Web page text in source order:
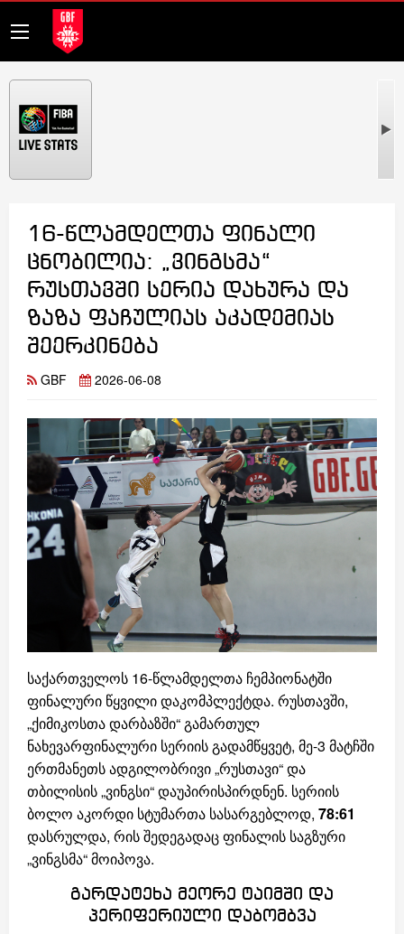
16-წლამდელთა ფინალი
ცნობილია: „ვინგსმა“
რუსთავში სერია დახურა და
ზაზა ფაჩულიას აკადემიას
შეერკინება
GBF 2026-06-08
საქართველოს 16-წლამდელთა ჩემპიონატში
ფინალური წყვილი დაკომპლექტდა. რუსთავში,
„ქიმიკოსთა დარბაზში“ გამართულ
ნახევარფინალური სერიის გადამწყვეტ, მე-3 მატჩში
ერთმანეთს ადგილობრივი „რუსთავი“ და
თბილისის „ვინგსი“ დაუპირისპირდნენ. სერიის
ბოლო აკორდი სტუმართა სასარგებლოდ, 78:61
დასრულდა, რის შედეგადაც ფინალის საგზური
„ვინგსმა“ მოიპოვა.
გარდატეხა მეორე ტაიმში და
პერიფერიული დაბომბვა